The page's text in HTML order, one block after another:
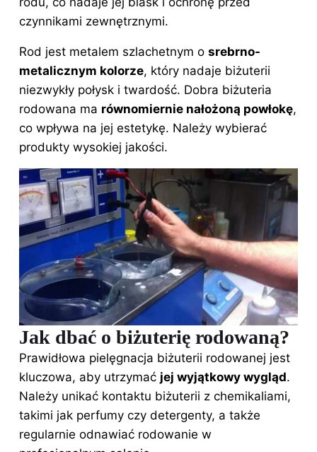
czynnikami zewnętrznymi.
Rod jest metalem szlachetnym o srebrno-
metalicznym kolorze, który nadaje biżuterii
niezwykły połysk i twardość. Dobra biżuteria
rodowana ma równomiernie nałożoną powłokę,
co wpływa na jej estetykę. Należy wybierać
produkty wysokiej jakości.
Jak dbać o biżuterię rodowaną?
Prawidłowa pielęgnacja biżuterii rodowanej jest
kluczowa, aby utrzymać jej wyjątkowy wygląd.
Należy unikać kontaktu biżuterii z chemikaliami,
takimi jak perfumy czy detergenty, a także
regularnie odnawiać rodowanie w